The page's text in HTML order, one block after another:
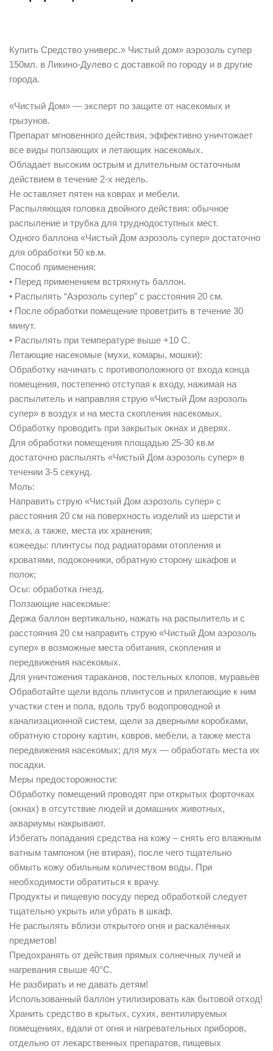
Купить Средство универс.» Чистый дом» аэрозоль супер
150мл. в Ликино-Дулево с доставкой по городу и в другие
города.
«Чистый Дом» — эксперт по защите от насекомых и
грызунов.
Препарат мгновенного действия, эффективно уничтожает
все виды ползающих и летающих насекомых.
Обладает высоким острым и длительным остаточным
действием в течение 2-х недель.
Не оставляет пятен на коврах и мебели.
Распыляющая головка двойного действия: обычное
распыление и трубка для труднодоступных мест.
Одного баллона «Чистый Дом аэрозоль супер» достаточно
для обработки 50 кв.м.
Способ применения:
• Перед применением встряхнуть баллон.
• Распылять “Аэрозоль супер” с расстояния 20 см.
• После обработки помещение проветрить в течение 30
минут.
• Распылять при температуре выше +10 С.
Летающие насекомые (мухи, комары, мошки):
Обработку начинать с противоположного от входа конца
помещения, постепенно отступая к входу, нажимая на
распылитель и направляя струю «Чистый Дом аэрозоль
супер» в воздух и на места скопления насекомых.
Обработку проводить при закрытых окнах и дверях.
Для обработки помещения площадью 25-30 кв.м
достаточно распылять «Чистый Дом аэрозоль супер» в
течении 3-5 секунд.
Моль:
Направить струю «Чистый Дом аэрозоль супер» с
расстояния 20 см на поверхность изделий из шерсти и
меха, а также, места их хранения;
кожееды: плинтусы под радиаторами отопления и
кроватями, подоконники, обратную сторону шкафов и
полок;
Осы: обработка гнезд.
Ползающие насекомые:
Держа баллон вертикально, нажать на распылитель и с
расстояния 20 см направить струю «Чистый Дом аэрозоль
супер» в возможные места обитания, скопления и
передвижения насекомых.
Для уничтожения тараканов, постельных клопов, муравьёв
Обработайте щели вдоль плинтусов и прилегающие к ним
участки стен и пола, вдоль труб водопроводной и
канализационной систем, щели за дверными коробками,
обратную сторону картин, ковров, мебели, а также места
передвижения насекомых; для мух — обработать места их
посадки.
Меры предосторожности:
Обработку помещений проводят при открытых форточках
(окнах) в отсутствие людей и домашних животных,
аквариумы накрывают.
Избегать попадания средства на кожу – снять его влажным
ватным тампоном (не втирая), после чего тщательно
обмыть кожу обильным количеством воды. При
необходимости обратиться к врачу.
Продукты и пищевую посуду перед обработкой следует
тщательно укрыть или убрать в шкаф.
Не распылять вблизи открытого огня и раскалённых
предметов!
Предохранять от действия прямых солнечных лучей и
нагревания свыше 40°С.
Не разбирать и не давать детям!
Использованный баллон утилизировать как бытовой отход!
Хранить средство в крытых, сухих, вентилируемых
помещениях, вдали от огня и нагревательных приборов,
отдельно от лекарственных препаратов, пищевых